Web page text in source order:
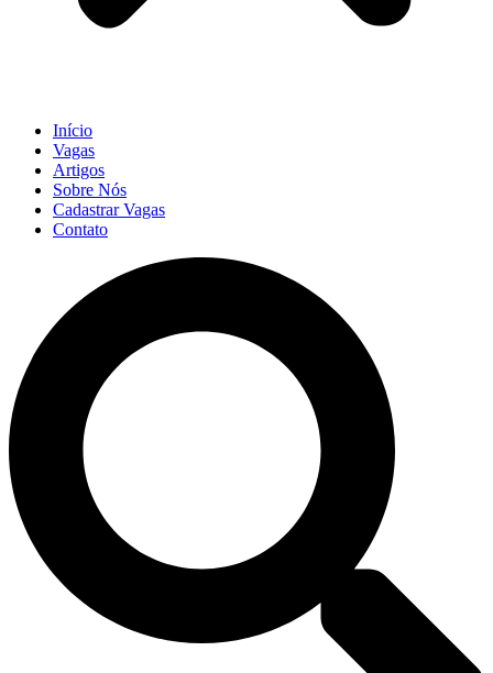
Início
Vagas
Artigos
Sobre Nós
Cadastrar Vagas
Contato